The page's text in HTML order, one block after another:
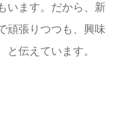
います。だから、新
頑張りつつも、興味
伝えています。